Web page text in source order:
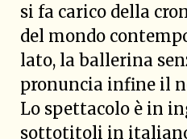
si fa carico della
del mondo
lato, la ballerina
pronuncia infine il
Lo spettacolo è in
sottotitoli in